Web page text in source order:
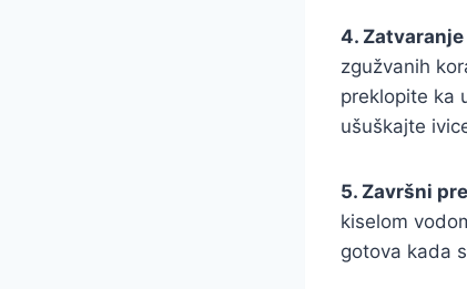
4.
zgužvanih
preklopite ka
ušuškajte
5. Završni
kiselom
gotova kada